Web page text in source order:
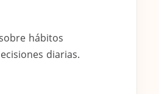
hábitos
diarias.